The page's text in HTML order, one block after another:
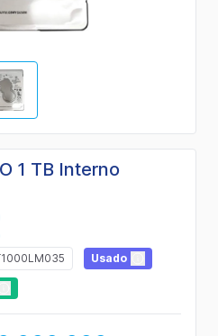
1 TB Interno
Usado